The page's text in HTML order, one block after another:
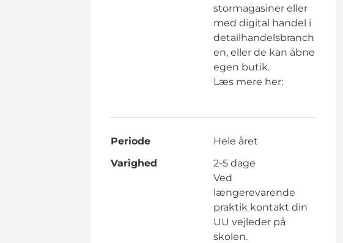
stormagasiner eller
med digital handel i
detailhandelsbranch
en, eller de kan åbne
egen butik.
Læs mere her:
Periode
Hele året
Varighed
2-5 dage
Ved
længerevarende
praktik kontakt din
UU vejleder på
skolen.